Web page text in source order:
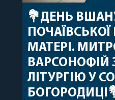
💐ДЕНЬ
МАТЕРІ.
ВАРСОНОФІЙ
ЛІТУРГІЮ У